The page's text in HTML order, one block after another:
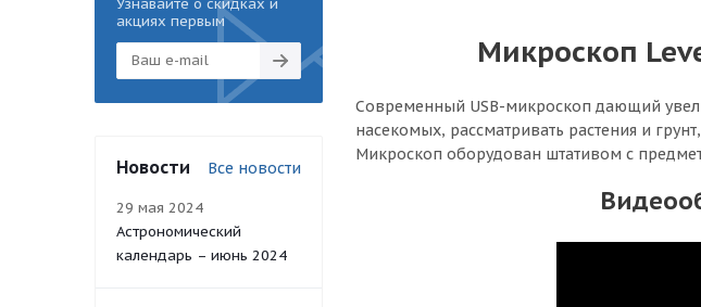
Микроскоп
Современный USB-микроскоп дающий
насекомых, рассматривать растения и
Микроскоп оборудован штативом с
акциях первым
Новости Все новости
29 мая 2024
Астрономический
календарь – июнь 2024